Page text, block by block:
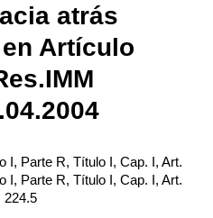
atrás
Artículo
I, Parte R, Título I, Cap. I, Art.
I, Parte R, Título I, Cap. I, Art.
224.5